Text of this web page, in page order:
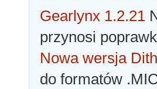
Gearlynx 1.2.21
przynosi
Nowa wersja
do formatów